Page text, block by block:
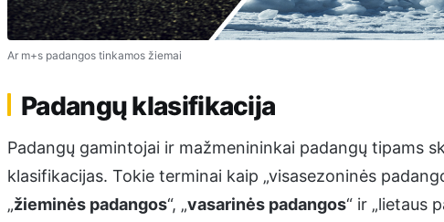
Ar m+s padangos tinkamos žiemai
Padangų klasifikacija
Padangų gamintojai ir mažmenininkai padangų tipams
klasifikacijas. Tokie terminai kaip „visasezoninės
„žieminės padangos“, „vasarinės padangos“ ir „lietaus